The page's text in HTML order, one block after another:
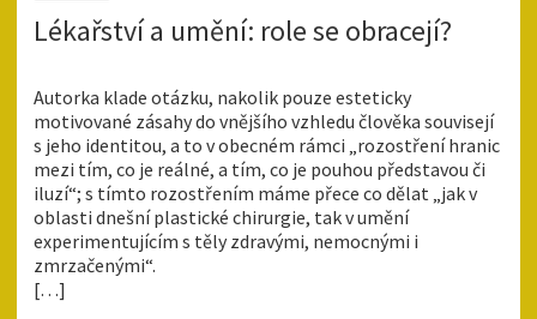
Lékařství a umění: role se obracejí?
Autorka klade otázku, nakolik pouze esteticky
motivované zásahy do vnějšího vzhledu člověka souvisejí
s jeho identitou, a to v obecném rámci „rozostření hranic
mezi tím, co je reálné, a tím, co je pouhou představou či
iluzí“; s tímto rozostřením máme přece co dělat „jak v
oblasti dnešní plastické chirurgie, tak v umění
experimentujícím s těly zdravými, nemocnými i
zmrzačenými“.
[…]